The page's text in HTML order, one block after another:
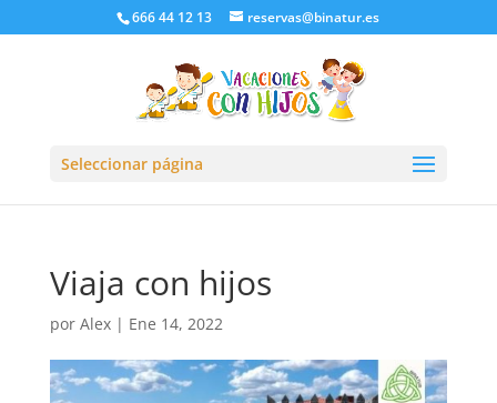
666 44 12 13 reservas@binatur.es
Seleccionar página
Viaja con hijos
por Alex| Ene 14, 2022